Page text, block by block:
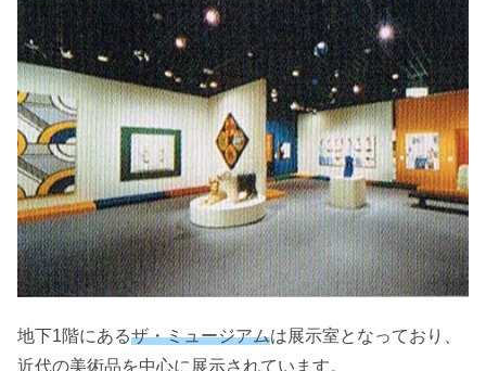
地下1階にあるザ・ミュージアムは展示室となっており、
近代の美術品を中心に展示されています。